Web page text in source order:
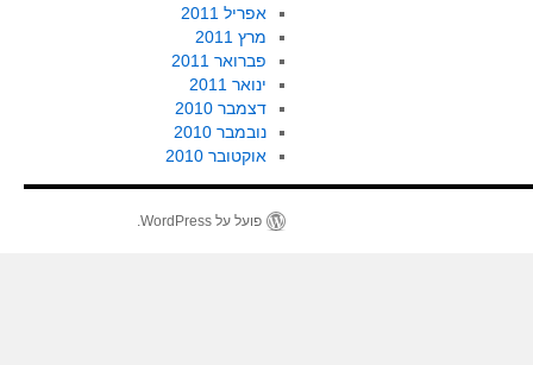
אפריל 2011
מרץ 2011
פברואר 2011
ינואר 2011
דצמבר 2010
נובמבר 2010
אוקטובר 2010
פועל על WordPress.